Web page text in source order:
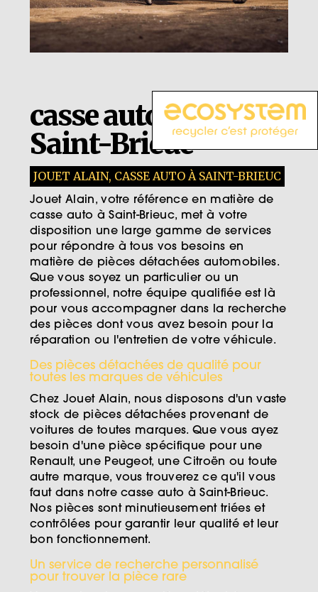
casse auto près de
Saint-Brieuc
JOUET ALAIN, CASSE AUTO À SAINT-BRIEUC
Jouet Alain, votre référence en matière de
casse auto à Saint-Brieuc, met à votre
disposition une large gamme de services
pour répondre à tous vos besoins en
matière de pièces détachées automobiles.
Que vous soyez un particulier ou un
professionnel, notre équipe qualifiée est là
pour vous accompagner dans la recherche
des pièces dont vous avez besoin pour la
réparation ou l'entretien de votre véhicule.
Des pièces détachées de qualité pour
toutes les marques de véhicules
Chez Jouet Alain, nous disposons d'un vaste
stock de pièces détachées provenant de
voitures de toutes marques. Que vous ayez
besoin d'une pièce spécifique pour une
Renault, une Peugeot, une Citroën ou toute
autre marque, vous trouverez ce qu'il vous
faut dans notre casse auto à Saint-Brieuc.
Nos pièces sont minutieusement triées et
contrôlées pour garantir leur qualité et leur
bon fonctionnement.
Un service de recherche personnalisé
pour trouver la pièce rare